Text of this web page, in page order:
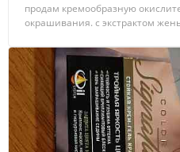
продам кремообразную
окрашивания. с экстрактом